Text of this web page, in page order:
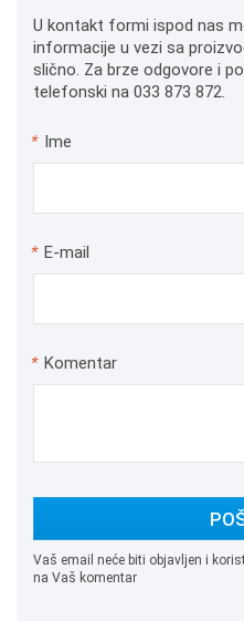
U kontakt formi ispod nas
informacije u vezi sa
slično. Za brze odgovore i
telefonski na 033 873 872.
* Ime
* E-mail
* Komentar
Vaš email neće biti objavljen i
na Vaš komentar